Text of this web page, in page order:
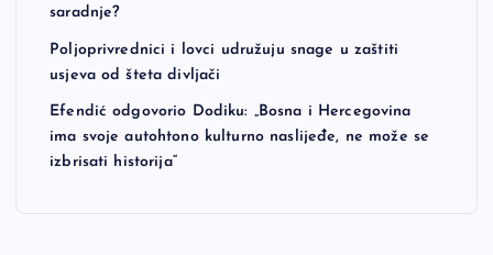
saradnje?
Poljoprivrednici i lovci udružuju snage u zaštiti
usjeva od šteta divljači
Efendić odgovorio Dodiku: „Bosna i Hercegovina
ima svoje autohtono kulturno naslijeđe, ne može se
izbrisati historija“